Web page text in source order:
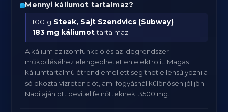
Mennyi káliumot tartalmaz?
100 g Steak, Sajt Szendvics (Subway)
183 mg káliumottartalmaz.
A kálium az izomfunkció és az idegrendszer
működéséhez elengedhetetlen elektrolit. Magas
káliumtartalmú étrend emellett segíthet ellensúlyozni a
só okozta vízretenciót, ami fogyásnál különösen jól jön.
Napi ajánlott bevitel felnőtteknek: 3500 mg.